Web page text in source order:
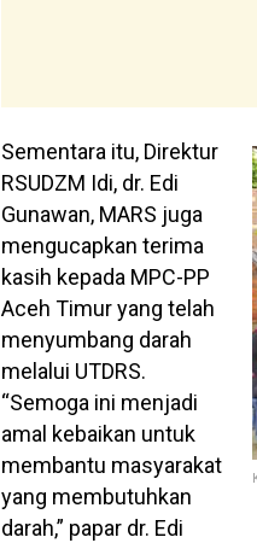
Sementara itu, Direktur
RSUDZM Idi, dr. Edi
Gunawan, MARS juga
mengucapkan terima
kasih kepada MPC-PP
Aceh Timur yang telah
menyumbang darah
melalui UTDRS.
“Semoga ini menjadi
amal kebaikan untuk
membantu masyarakat
yang membutuhkan
darah,” papar dr. Edi